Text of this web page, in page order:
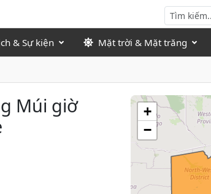
& Sự kiện Mặt trời & Mặt trăng
Múi giờ
+
−